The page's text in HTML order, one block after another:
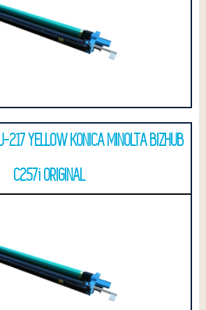
217 YELLOW KONICA MINOLTA BIZHUB
C257i ORIGINAL